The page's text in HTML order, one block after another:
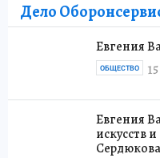
Дело
Евгения
ОБЩЕСТВО
Евгения
искусств
Сердюкова